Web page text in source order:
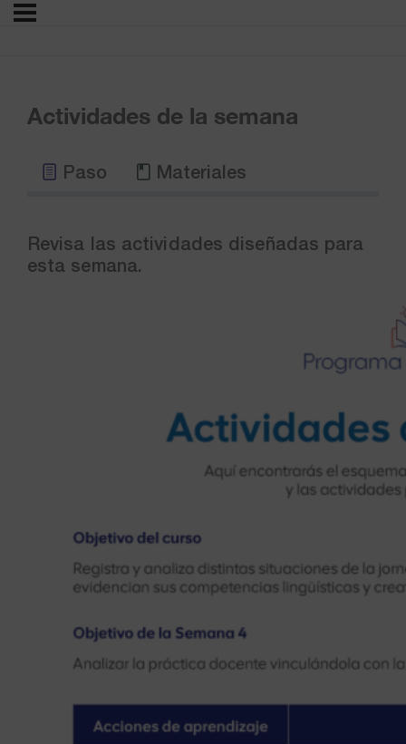
Actividades de la semana
Paso Materiales
Revisa las actividades diseñadas para
esta semana.